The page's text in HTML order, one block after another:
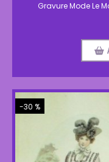
Gravure Mode Le
-30 %